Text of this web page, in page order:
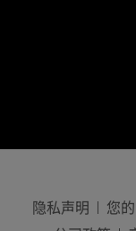
隐私声明 您